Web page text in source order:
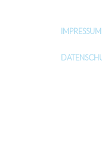
IMPRESSUM